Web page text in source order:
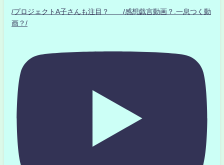
/プロジェクトA子さんも注目？ /感想戯言動画？.一息つく動
画？/